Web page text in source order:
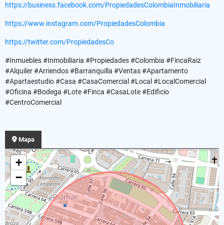
https://business.facebook.com/PropiedadesColombiaInmobiliaria
https://www.instagram.com/PropiedadesColombia
https://twitter.com/PropiedadesCo
#Inmuebles #Inmobiliaria #Propiedades #Colombia #FincaRaiz
#Alquiler #Arriendos #Barranquilla #Ventas #Apartamento
#Apartaestudio #Casa #CasaComercial #Local #LocalComercial
#Oficina #Bodega #Lote #Finca #CasaLote #Edificio
#CentroComercial
Mapa
+
−